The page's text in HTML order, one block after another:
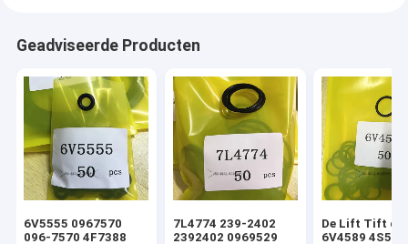
Geadviseerde Producten
6V5555 0967570
096-7570 4F7388
7L4774 239-2402
2392402 0969529
De Lift Tift die
6V4589